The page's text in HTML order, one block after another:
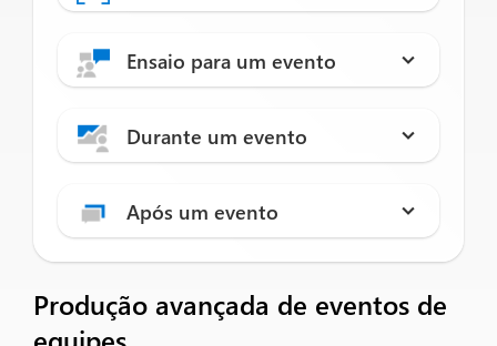
Ensaio para um evento
Durante um evento
Após um evento
Produção avançada de eventos de